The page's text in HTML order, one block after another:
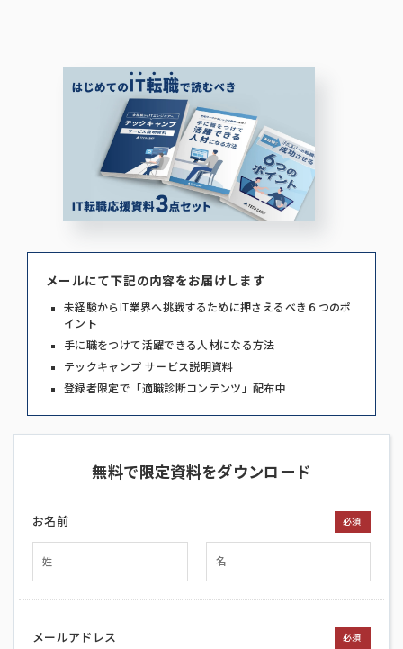
メールにて下記の内容をお届けします
未経験からIT業界へ挑戦するために押さえるべき６つのポ
イント
手に職をつけて活躍できる人材になる方法
テックキャンプ サービス説明資料
登録者限定で「適職診断コンテンツ」配布中
無料で限定資料をダウンロード
お名前 必須
メールアドレス 必須